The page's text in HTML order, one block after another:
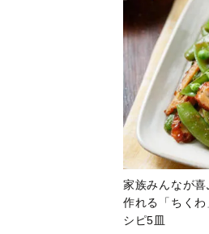
家族みんなが
作れる「ちく
シピ5皿